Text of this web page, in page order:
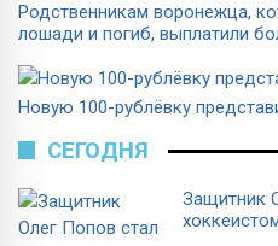
Родственникам воронежца,
лошади и погиб, выплатили
Новую 100-рублёвку
СЕГОДНЯ
Защитник